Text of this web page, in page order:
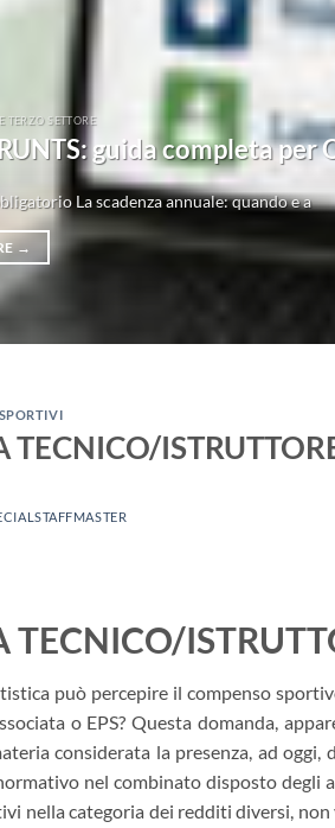
TERZO SETTORE
guida completa per
La scadenza annuale: quando e a
→
TECNICO/
TECNICO/
può percepire il compenso
o EPS? Questa domanda,
considerata la presenza, ad oggi,
nel combinato disposto degli
nella categoria dei redditi diversi, non